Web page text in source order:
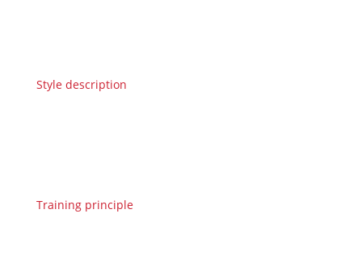
Style description
Training principle